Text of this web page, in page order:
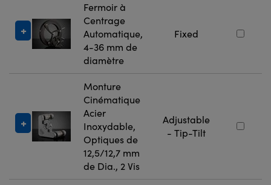
Fermoir à
Centrage
Automatique,
4-36 mm de
diamètre
Fixed
Monture
Cinématique
Acier
Inoxydable,
Optiques de
12,5/12,7 mm
de Dia., 2 Vis
Adjustable
- Tip-Tilt